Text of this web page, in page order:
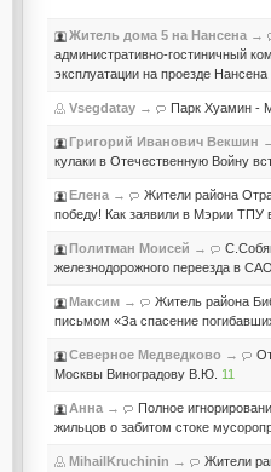
Житель дома 5 на Нансена→
административно-гостиничный
эксплуатации на проезде
Vsegdatay→ Парк Хуамин -
Григорий Иванович Векшин
кулаки в Отечественную Войну
Елена→
Жители района
победу! Как заявили в Мэрии ТПУ
Политман Моисей →
железнодорожного переезда в
Максим→
Житель района
письмом «За спасение
Северное Медведково →
Москвы Виноградову В.Ю. 11
Анна→
Полное
жильцов о забитом стоке
MihailKruchinin →
Жители